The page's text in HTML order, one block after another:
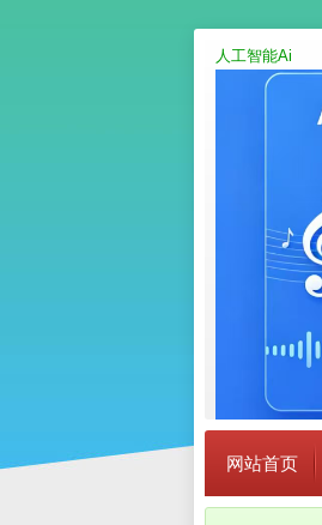
人工智能Ai
网站首页